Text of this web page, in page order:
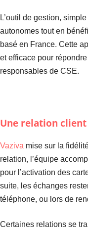
L’outil de gestion,
autonomes tout en
basé en France. Cette
et efficace pour
responsables de CSE.
Une relation
Vaziva mise sur la
relation, l’équipe
pour l’activation des
suite, les échanges
téléphone, ou lors de
Certaines relations se